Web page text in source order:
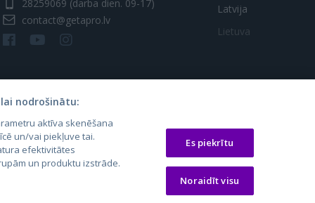
28259069 (darba dien. 09-17)
contact@getapro.lv
Latvija
Lietuva
nodrošinātu:
aktīva skenēšana
un/vai piekļuve tai.
efektivitātes
un produktu izstrāde.
Es piekrītu
Noraidīt visu